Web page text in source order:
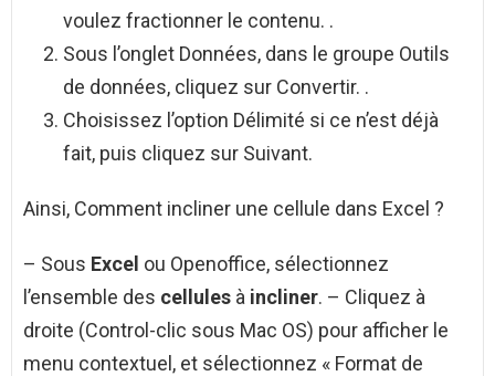
voulez fractionner le contenu. .
Sous l’onglet Données, dans le groupe Outils
de données, cliquez sur Convertir. .
Choisissez l’option Délimité si ce n’est déjà
fait, puis cliquez sur Suivant.
Ainsi, Comment incliner une cellule dans Excel ?
– Sous Excel ou Openoffice, sélectionnez
l’ensemble des cellules à incliner. – Cliquez à
droite (Control-clic sous Mac OS) pour afficher le
menu contextuel, et sélectionnez « Format de